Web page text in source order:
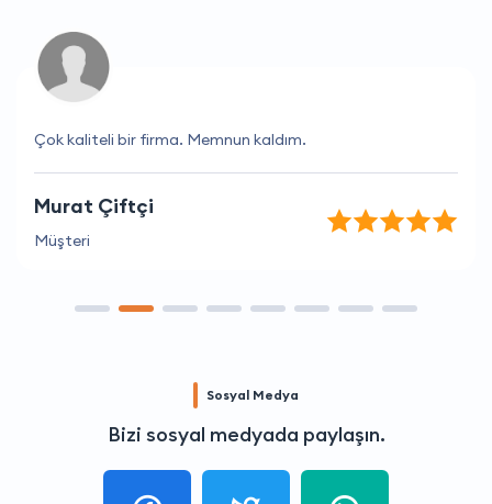
Çok kaliteli bir firma. Memnun kaldım.
Murat Çiftçi
Müşteri
Sosyal Medya
Bizi sosyal medyada paylaşın.